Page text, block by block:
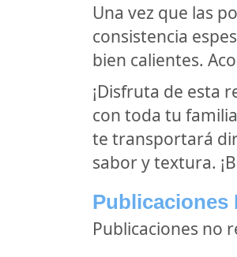
Una vez que las
consistencia
bien calientes.
¡Disfruta de esta
con toda tu
te transportará
sabor y textura.
Publicaciones
Publicaciones no